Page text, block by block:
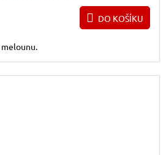
DO KOŠÍKU